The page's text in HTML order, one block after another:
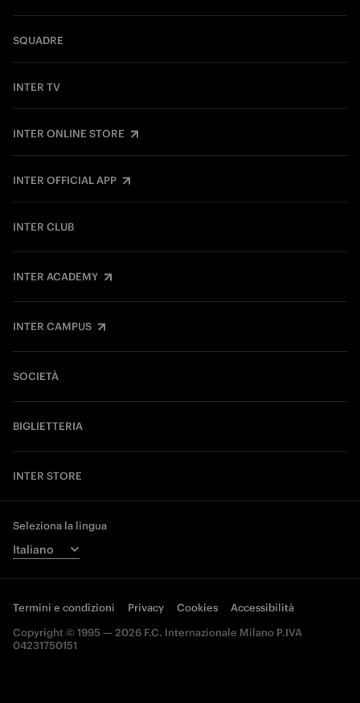
SQUADRE
INTER TV
INTER ONLINE STORE
INTER OFFICIAL APP
INTER CLUB
INTER ACADEMY
INTER CAMPUS
SOCIETÀ
BIGLIETTERIA
INTER STORE
Seleziona la lingua
Termini e condizioni Privacy Cookies
Accessibilità
Copyright © 1995 — 2026 F.C. Internazionale Milano P.IVA
04231750151